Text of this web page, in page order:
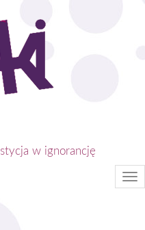
w ignorancję